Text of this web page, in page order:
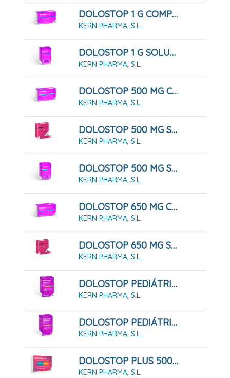
DOLOSTOP 1 G COMPRIMIDOS , 10 Comprimidos
KERN PHARMA, S.L.
DOLOSTOP 1 G SOLUCIÓN ORAL, 10 Sobres 10 Ml
KERN PHARMA, S.L.
DOLOSTOP 500 MG COMPRIMIDOS , 20 Comprimidos
KERN PHARMA, S.L.
DOLOSTOP 500 MG SOLUCIÓN ORAL, 10 Sobres 10 Ml
KERN PHARMA, S.L.
DOLOSTOP 500 MG SOLUCIÓN ORAL, 20 Sobres 10 Ml
KERN PHARMA, S.L.
DOLOSTOP 650 MG COMPRIMIDOS , 20 Comprimidos
KERN PHARMA, S.L.
DOLOSTOP 650 MG SOLUCIÓN ORAL, 10 Sobres 10 Ml
KERN PHARMA, S.L.
DOLOSTOP PEDIÁTRICO 100 MG/ML SOLUCION ORAL , 30 Ml
KERN PHARMA, S.L.
DOLOSTOP PEDIÁTRICO 100 MG/ML SOLUCION ORAL , 60 Ml
KERN PHARMA, S.L.
DOLOSTOP PLUS 500 MG/ 150 MG 16 COMPRIMDIOS
KERN PHARMA, S.L.